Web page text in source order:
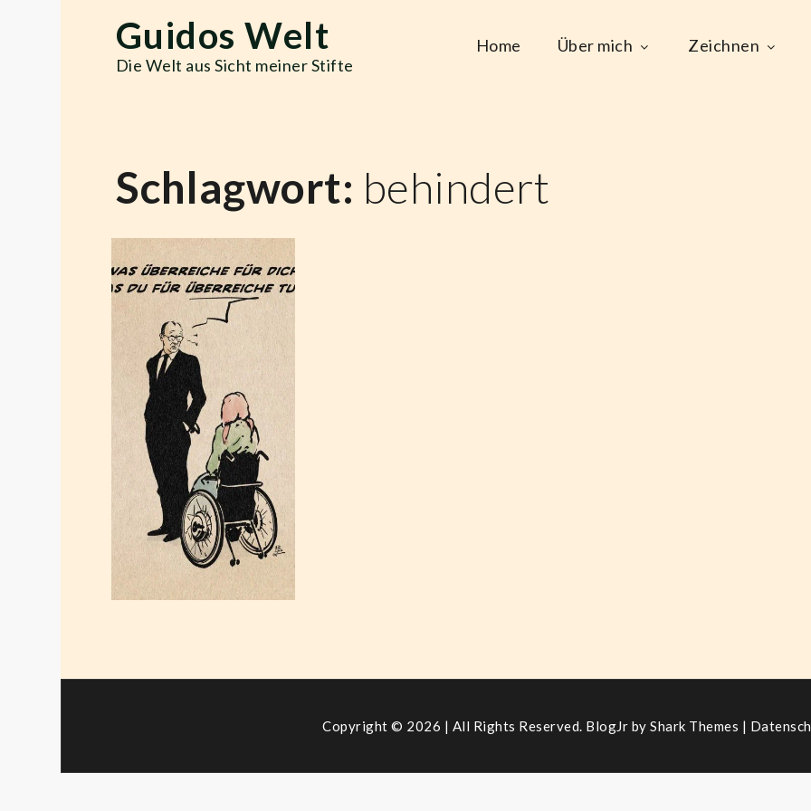
Guidos Welt
Die Welt aus Sicht meiner Stifte
Home Über mich Zeichnen
Schlagwort: behindert
Frage
nicht.
April 17, 2026
Copyright © 2026 | All Rights Reserved. BlogJr byShark Themes |